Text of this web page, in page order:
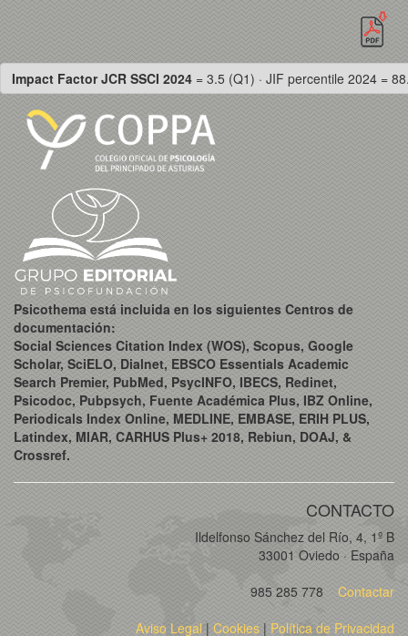
Impact Factor JCR SSCI 2024 = 3.5 (Q1) · JIF percentile 2024 =
Psicothema está incluida en los siguientes Centros de
documentación:
Social Sciences Citation Index (WOS), Scopus, Google
Scholar, SciELO, Dialnet, EBSCO Essentials Academic
Search Premier, PubMed, PsycINFO, IBECS, Redinet,
Psicodoc, Pubpsych, Fuente Académica Plus, IBZ Online,
Periodicals Index Online, MEDLINE, EMBASE, ERIH PLUS,
Latindex, MIAR, CARHUS Plus+ 2018, Rebiun, DOAJ, &
Crossref.
CONTACTO
Ildelfonso Sánchez del Río, 4, 1º B
33001 Oviedo · España
985 285 778
Contactar
Aviso Legal| Cookies | Política de Privacidad